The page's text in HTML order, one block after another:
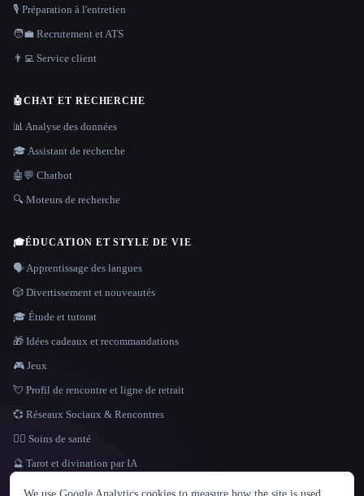
LANGUE
🎙️ Préparation à l'entretien
🧑‍💼 Recrutement et ATS
👨‍💻 Service client
🤖CHAT ET RECHERCHE
📊 Analyse des données
🎓 Assistant de recherche
🤖💬 Chatbot
🔍 Moteurs de recherche
🎓ÉDUCATION ET STYLE DE VIE
🗣️ Apprentissage des langues
🎲 Divertissement et nouveautés
🎓 Étude et tutorat
🎁 Idées cadeaux et recommandations
🎮 Jeux
💘 Profil de rencontre et ligne de retrait
💞 Réseaux Sociaux & Rencontres
👩‍⚕️ Soins de santé
🔮 Tarot et divination par IA